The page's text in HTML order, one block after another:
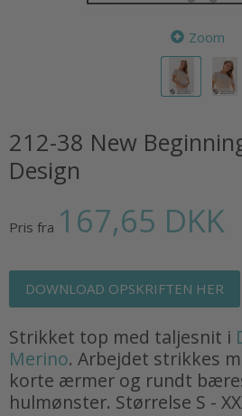
Zoom
212-38 New
Design
Pris fra 167,65 DKK
DOWNLOAD OPSKRIFTEN HER
Strikket top med taljesnit i
Merino. Arbejdet strikkes
korte ærmer og rundt
hulmønster. Størrelse S -